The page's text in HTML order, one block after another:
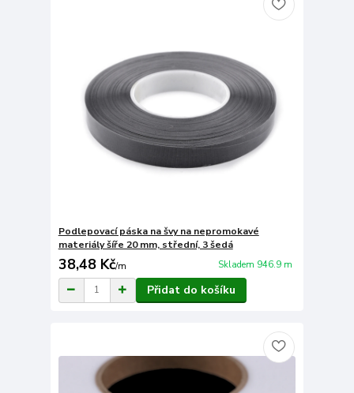
Podlepovací páska na švy na nepromokavé
materiály šíře 20 mm, střední, 3 šedá
38,48 Kč/m Skladem 946.9 m
Přidat do košíku